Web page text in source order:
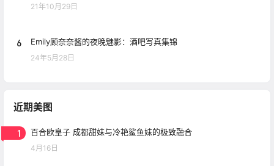
21年10月29日
6 Emily顾奈奈酱的夜晚魅影：酒吧写真集锦
24年5月28日
近期美图
1 百合欧皇子 成都甜妹与冷艳鲨鱼妹的极致融合
4月16日